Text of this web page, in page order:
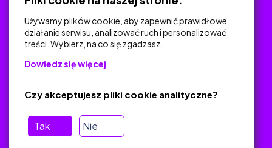
Dokumenty
Na skróty
Używamy plików cookie, aby zapewnić prawidłowe
działanie serwisu, analizować ruch i personalizować
treści. Wybierz, na co się zgadzasz.
Dowiedz się więcej
Tak Nie
Czy akceptujesz pliki cookie analityczne?